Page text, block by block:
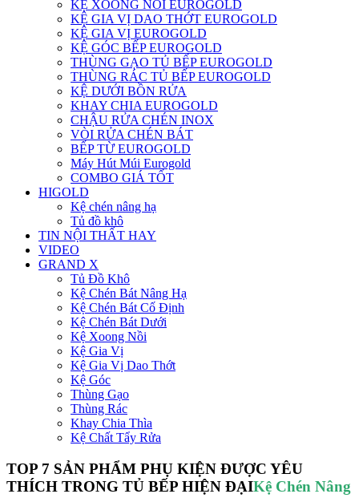
KỆ XOONG NỒI EUROGOLD
KỆ GIA VỊ DAO THỚT EUROGOLD
KỆ GIA VỊ EUROGOLD
KỆ GÓC BẾP EUROGOLD
THÙNG GẠO TỦ BẾP EUROGOLD
THÙNG RÁC TỦ BẾP EUROGOLD
KỆ DƯỚI BỒN RỬA
KHAY CHIA EUROGOLD
CHẬU RỬA CHÉN INOX
VÒI RỬA CHÉN BÁT
BẾP TỪ EUROGOLD
Máy Hút Múi Eurogold
COMBO GIÁ TỐT
HIGOLD
Kệ chén nâng hạ
Tủ đồ khô
TIN NỘI THẤT HAY
VIDEO
GRAND X
Tủ Đồ Khô
Kệ Chén Bát Nâng Hạ
Kệ Chén Bát Cố Định
Kệ Chén Bát Dưới
Kệ Xoong Nồi
Kệ Gia Vị
Kệ Gia Vị Dao Thớt
Kệ Góc
Thùng Gạo
Thùng Rác
Khay Chia Thìa
Kệ Chất Tẩy Rửa
TOP 7 SẢN PHẨM PHỤ KIỆN ĐƯỢC YÊU
THÍCH TRONG TỦ BẾP HIỆN ĐẠIKệ Chén Nâng